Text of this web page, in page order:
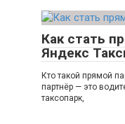
Как стать
Яндекс
Кто такой прямой
партнёр — это
таксопарк,